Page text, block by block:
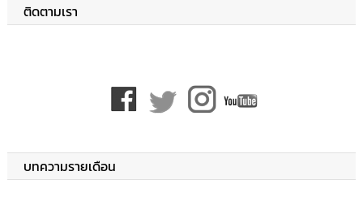
ติดตามเรา
บทความรายเดือน